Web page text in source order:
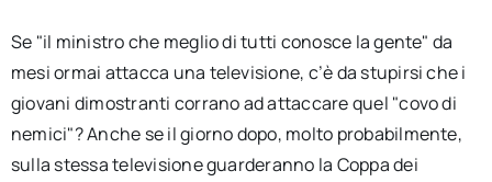
Se "il ministro che meglio di tutti conosce la gente" da
mesi ormai attacca una televisione, c’è da stupirsi che i
giovani dimostranti corrano ad attaccare quel "covo di
nemici"? Anche se il giorno dopo, molto probabilmente,
sulla stessa televisione guarderanno la Coppa dei